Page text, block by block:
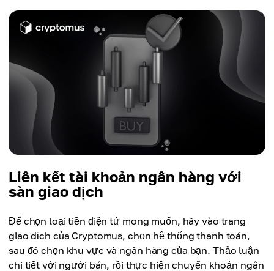
Liên kết tài khoản ngân hàng với
sàn giao dịch
Để chọn loại tiền điện tử mong muốn, hãy vào trang
giao dịch của Cryptomus, chọn hệ thống thanh toán,
sau đó chọn khu vực và ngân hàng của bạn. Thảo luận
chi tiết với người bán, rồi thực hiện chuyển khoản ngân